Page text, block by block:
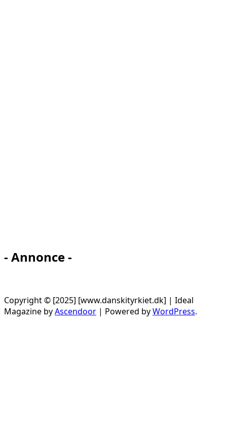
- Annonce -
Copyright © [2025] [www.danskityrkiet.dk] | Ideal
Magazine byAscendoor | Powered byWordPress.